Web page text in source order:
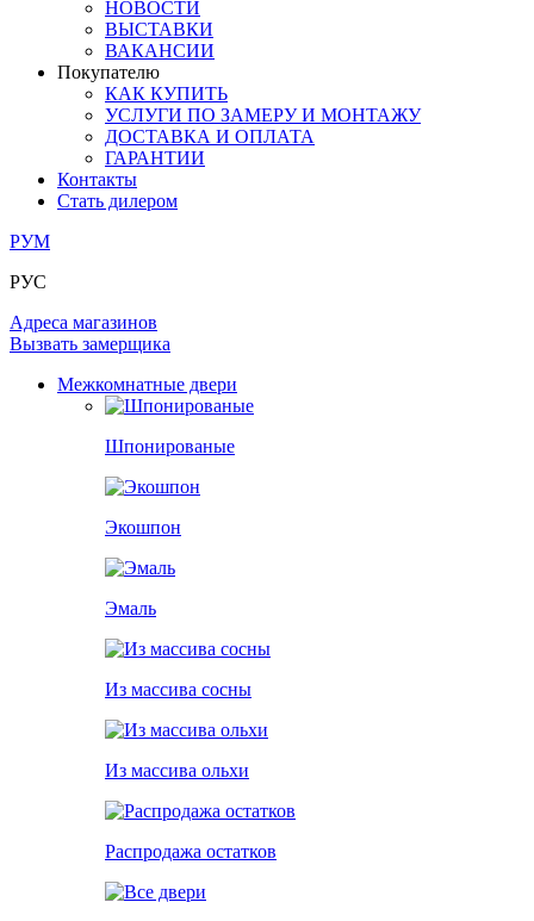
РАСПРОДАЖА ОСТАТКОВ
ВСЕ ДВЕРИ
ОГРАНИЧИТЕЛИ
ПЕТЛИ
РАЗДВИЖНАЯ СИСТЕМА
НОВОСТИ
ВЫСТАВКИ
ВАКАНСИИ
Покупателю
КАК КУПИТЬ
УСЛУГИ ПО ЗАМЕРУ И МОНТАЖУ
ДОСТАВКА И ОПЛАТА
ГАРАНТИИ
Контакты
Стать дилером
РУМ
РУС
Адреса магазинов
Вызвать замерщика
Межкомнатные двери
Шпонированые
Экошпон
Эмаль
Из массива сосны
Из массива ольхи
Распродажа остатков